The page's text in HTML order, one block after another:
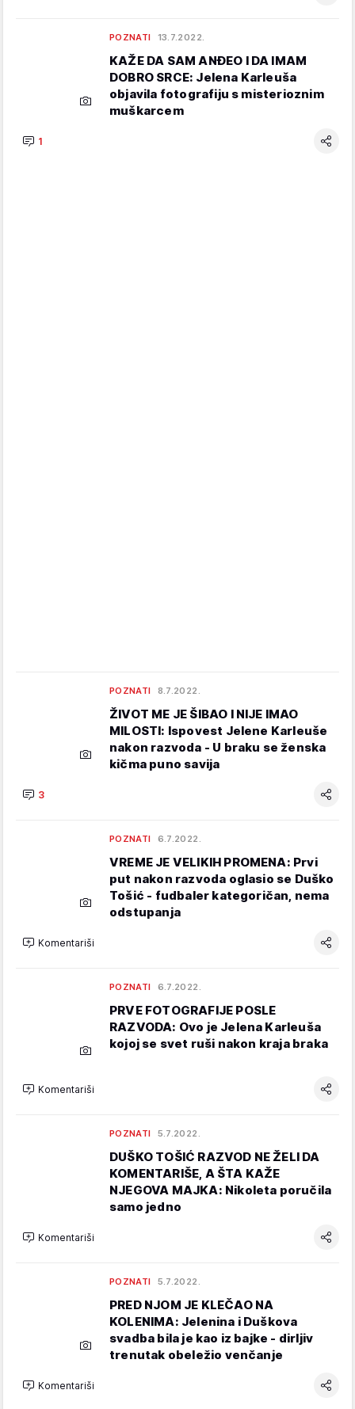
POZNATI 13.7.2022.
KAŽE DA SAM ANĐEO I DA IMAM
DOBRO SRCE: Jelena Karleuša
objavila fotografiju s misterioznim
muškarcem
1
POZNATI 8.7.2022.
ŽIVOT ME JE ŠIBAO I NIJE IMAO
MILOSTI: Ispovest Jelene Karleuše
nakon razvoda - U braku se ženska
kičma puno savija
3
POZNATI 6.7.2022.
VREME JE VELIKIH PROMENA: Prvi
put nakon razvoda oglasio se Duško
Tošić - fudbaler kategoričan, nema
odstupanja
Komentariši
POZNATI 6.7.2022.
PRVE FOTOGRAFIJE POSLE
RAZVODA: Ovo je Jelena Karleuša
kojoj se svet ruši nakon kraja braka
Komentariši
POZNATI 5.7.2022.
DUŠKO TOŠIĆ RAZVOD NE ŽELI DA
KOMENTARIŠE, A ŠTA KAŽE
NJEGOVA MAJKA: Nikoleta poručila
samo jedno
Komentariši
POZNATI 5.7.2022.
PRED NJOM JE KLEČAO NA
KOLENIMA: Jelenina i Duškova
svadba bila je kao iz bajke - dirljiv
trenutak obeležio venčanje
Komentariši